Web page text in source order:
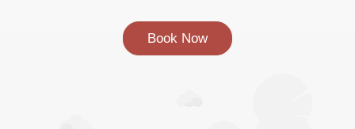
Book Now